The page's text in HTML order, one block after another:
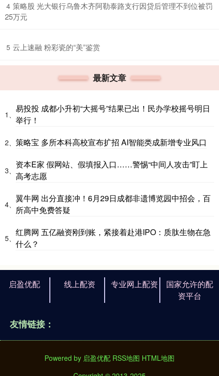
4 ​策略股 光大银行乌鲁木齐阿勒泰路支行因贷后管理不到位被罚
25万元
5 ​云上速融 粉彩瓷的“美”鉴赏
最新文章
1、
易投投 成都小升初“大摇号”结果已出！民办学校摇号明日
举行！
2、 策略宝 多所本科高校宣布扩招 AI智能类成新增专业风口
3、
资本E家 假网站、假填报入口……警惕“中间人攻击”盯上
高考志愿
4、
翼牛网 出分直接冲！6月29日成都非遗博览园中招会，百
所高中免费答疑
5、
红腾网 五亿融资刚到账，紧接着赴港IPO：质肽生物在急
什么？
启盈优配 线上配资 专业网上配资
国家允许的配
资平台
友情链接：
Powered by 启盈优配 RSS地图 HTML地图